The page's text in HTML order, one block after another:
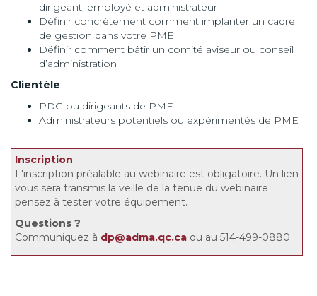
dirigeant, employé et administrateur
Définir concrètement comment implanter un cadre
de gestion dans votre PME
Définir comment bâtir un comité aviseur ou conseil
d’administration
Clientèle
PDG ou dirigeants de PME
Administrateurs potentiels ou expérimentés de PME
Inscription
L'inscription préalable au webinaire est obligatoire. Un lien
vous sera transmis la veille de la tenue du webinaire ;
pensez à tester votre équipement.
Questions ?
Communiquez à dp@adma.qc.ca ou au 514-499-0880